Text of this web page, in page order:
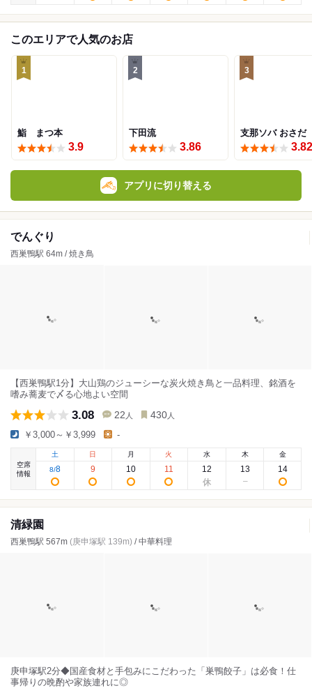
このエリアで人気のお店
1
鮨 まつ本
3.9
2
下田流
3.86
3
支那ソバ おさだ
3.82
アプリに切り替える
でんぐり
西巣鴨駅 64m / 焼き鳥
【西巣鴨駅1分】大山鶏のジューシーな炭火焼き鳥と一品料理、銘酒を
嗜み蕎麦で〆る心地よい空間
3.08 22 人 430 人
￥3,000～￥3,999 -
空席
情報
土
8/8
日
9
月
10
火
11
水
12
木
13
金
14
清緑園
西巣鴨駅 567m (庚申塚駅 139m) / 中華料理
庚申塚駅2分◆国産食材と手包みにこだわった「巣鴨餃子」は必食！仕
事帰りの晩酌や家族連れに◎